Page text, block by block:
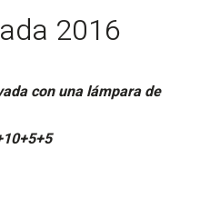
2016
con una lámpara de